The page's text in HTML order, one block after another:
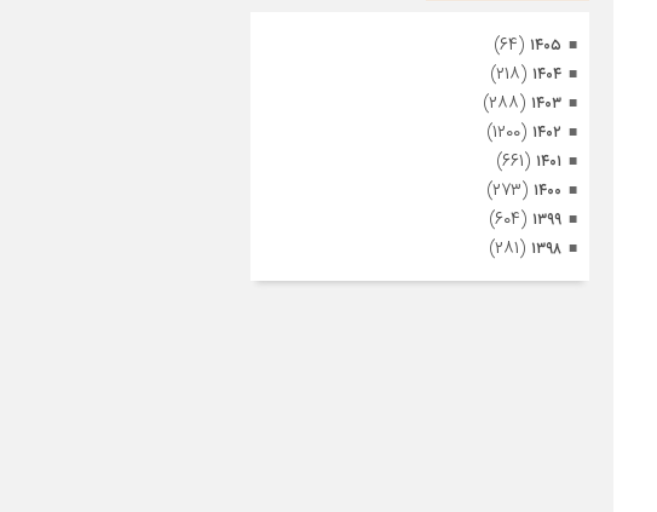
۱۴۰۵ (۶۴)
۱۴۰۴ (۲۱۸)
۱۴۰۳ (۲۸۸)
۱۴۰۲ (۱۲۰۰)
۱۴۰۱ (۶۶۱)
۱۴۰۰ (۲۷۳)
۱۳۹۹ (۶۰۴)
۱۳۹۸ (۲۸۱)